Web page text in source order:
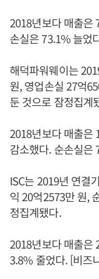
2018년보다 매출은
손실은 73.1% 늘었
해덕파워웨이는
원, 영업손실 27억
둔 것으로 잠정집계
2018년보다 매출은
감소했다. 순손실은
ISC는 2019년 연결
익 20억2573만 원,
정집계됐다.
2018년보다 매출은
3.8% 줄었다. [비즈